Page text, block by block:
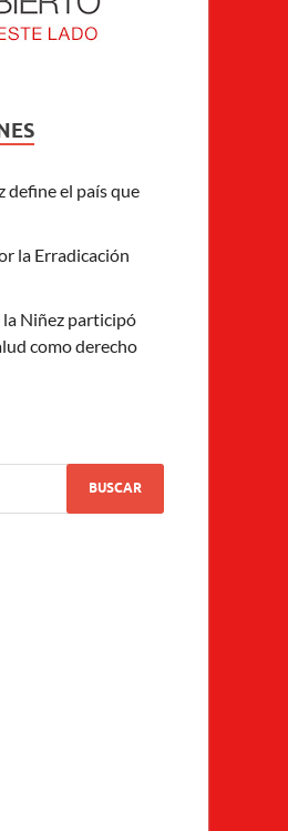
define el país que
la Erradicación
la Niñez participó
como derecho